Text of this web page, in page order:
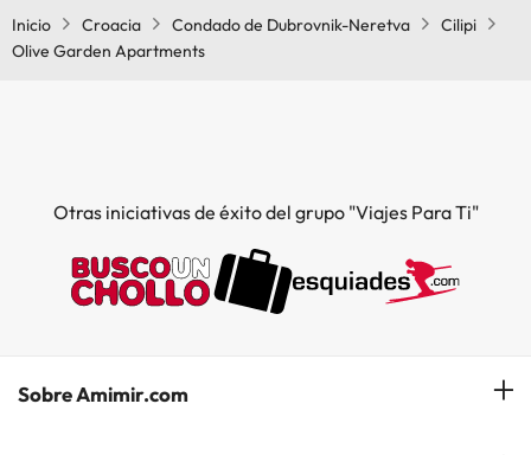
Inicio
Croacia Condado de Dubrovnik-Neretva
Cilipi
Olive Garden Apartments
Otras iniciativas de éxito del grupo "Viajes Para Ti"
Sobre Amimir.com